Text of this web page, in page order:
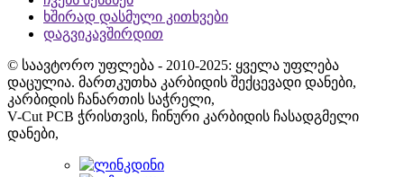
ხშირად დასმული კითხვები
დაგვიკავშირდით
© საავტორო უფლება - 2010-2025: ყველა უფლება
დაცულია. მართკუთხა კარბიდის შექცევადი დანები,
კარბიდის ჩანართის საჭრელი,
V-Cut PCB ჭრისთვის, ჩინური კარბიდის ჩასადგმელი
დანები,